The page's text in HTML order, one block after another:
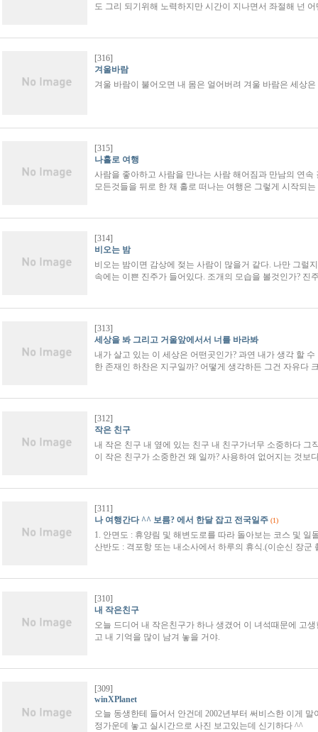
도 그리 되기위해 노력하지만 시간이 지나면서 좌절해 넌
[316]
겨울바람
겨울 바람이 불어오면 내 몸은 얼어버려 겨울 바람은 세상
[315]
나홀로 여행
사람을 좋아하고 사람을 만나는 사람 해어짐과 만남의 연
모든것들을 뒤로 한 채 홀로 떠나는 여행은 그렇게 시작되
[314]
비오는 밤
비오는 밤이면 감상에 젖는 사람이 많을거 같다. 나만 그럴
속에는 이쁜 진주가 들어있다. 조개의 모습을 볼것인가? 진
[313]
세상을 봐 그리고 거울앞에서서 너를 바라봐
내가 살고 있는 이 세상은 어떤곳인가? 과연 내가 생각 할
한 존재인 하찬은 지구일까? 어떻게 생각하든 그건 자유다
[312]
작은 친구
내 작은 친구 내 옆에 있는 친구 내 친구가너무 소중하다 그
이 작은 친구가 소중한건 왜 일까? 사용하여 없어지는 것보
[311]
나 여행간다 ^^ 보름? 에서 한달 잡고 전국일주 (1)
1. 안면도 : 휴양림 및 해변도로를 따라 돌아보는 코스 및
산반도 : 격포항 또는 내소사에서 하루의 휴식.(이순신 장
[310]
내 작은친구
오늘 드디어 내 작은친구가 하나 생겼어 이 녀석때문에 고
고 내 기억을 많이 남겨 놓을 거야.
[309]
winXPlanet
오늘 동생한테 들어서 안건데 2002년부터 써비스한 이게
정가운데 놓고 실시간으로 사진 보고있는데 신기하다 ^^